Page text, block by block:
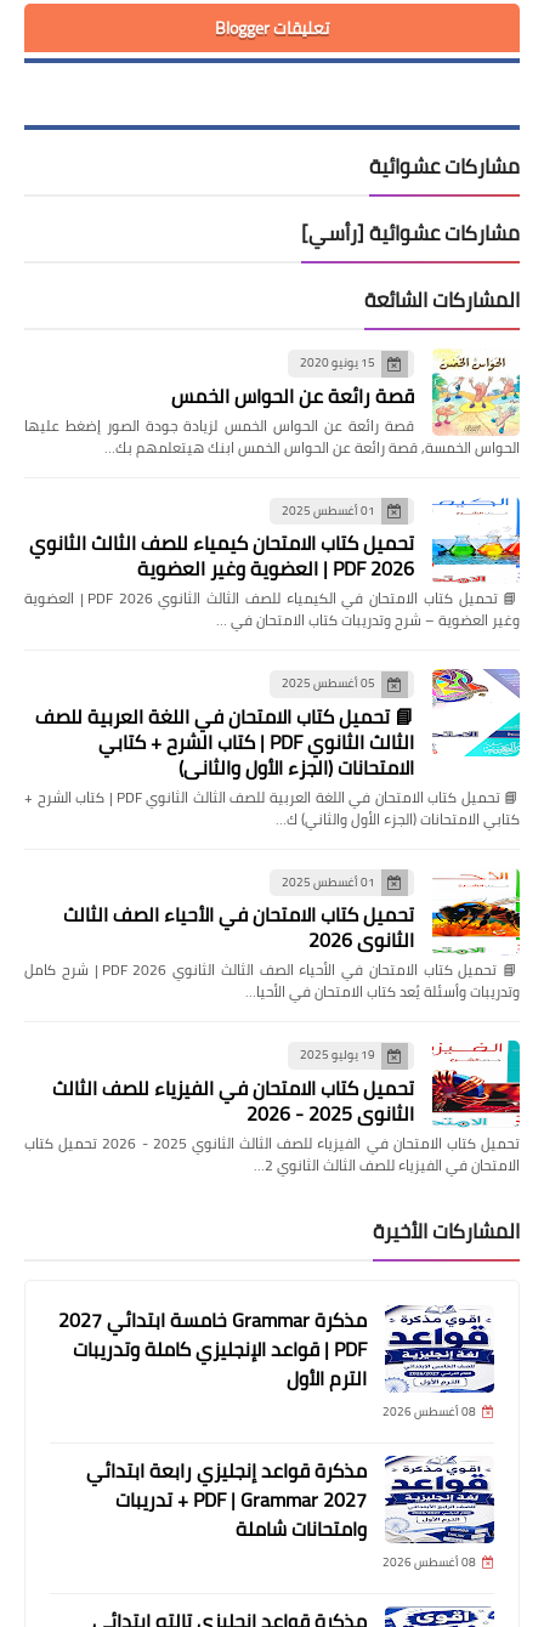
تعليقات Blogger
مشاركات عشوائية
مشاركات عشوائية [رأسي]
المشاركات الشائعة
15 يونيو 2020
قصة رائعة عن الحواس الخمس
قصة رائعة عن الحواس الخمس لزيادة جودة الصور إضغط عليها
الحواس الخمسة, قصة رائعة عن الحواس الخمس ابنك هيتعلمهم بك…
01 أغسطس 2025
تحميل كتاب الامتحان كيمياء للصف الثالث الثانوي
2026 PDF | العضوية وغير العضوية
📘 تحميل كتاب الامتحان في الكيمياء للصف الثالث الثانوي 2026 PDF | العضوية
وغير العضوية – شرح وتدريبات كتاب الامتحان في …
05 أغسطس 2025
📘 تحميل كتاب الامتحان في اللغة العربية للصف
الثالث الثانوي PDF | كتاب الشرح + كتابي
الامتحانات (الجزء الأول والثاني)
📘 تحميل كتاب الامتحان في اللغة العربية للصف الثالث الثانوي PDF | كتاب الشرح +
كتابي الامتحانات (الجزء الأول والثاني) ك…
01 أغسطس 2025
تحميل كتاب الامتحان في الأحياء الصف الثالث
الثانوي 2026
📘 تحميل كتاب الامتحان في الأحياء الصف الثالث الثانوي 2026 PDF | شرح كامل
وتدريبات وأسئلة يُعد كتاب الامتحان في الأحيا…
19 يوليو 2025
تحميل كتاب الامتحان في الفيزياء للصف الثالث
الثانوي 2025 - 2026
تحميل كتاب الامتحان في الفيزياء للصف الثالث الثانوي 2025 - 2026 تحميل كتاب
الامتحان في الفيزياء للصف الثالث الثانوي 2…
المشاركات الأخيرة
مذكرة Grammar خامسة ابتدائي 2027
PDF | قواعد الإنجليزي كاملة وتدريبات
الترم الأول
08 أغسطس 2026
مذكرة قواعد إنجليزي رابعة ابتدائي
2027 PDF | Grammar + تدريبات
وامتحانات شاملة
08 أغسطس 2026